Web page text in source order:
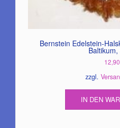
Bernstein Edelstein-
12,90
zzgl.
IN DEN